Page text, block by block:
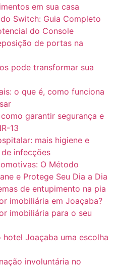
em sua casa
Switch: Guia Completo
do Console
de portas na
pode transformar sua
o que é, como funciona
garantir segurança e
13
mais higiene e
infecções
O Método
e Protege Seu Dia a Dia
de entupimento na pia
imobiliária em Joaçaba?
imobiliária para o seu
Joaçaba uma escolha
involuntária no